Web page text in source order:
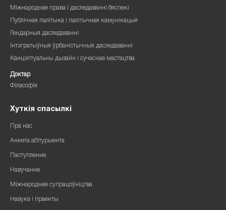
Міжнароднае права і даследаванні бяспекі
Публічная палітыка і палітычная камунікацыя
Гендарныя даследаванні
Інтэгратыўныя ўрбаністычныя даследаванні
Канцэптуальны дызайн і сучаснае мастацтва
Доктар
Філасофія
Хуткія спасылкі
Пра нас
Анкета абітурыента
Паступленне
Навучанне
Міжнароднае супрацоўніцтва
Навука і праекты